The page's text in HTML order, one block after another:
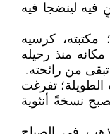
فيه لينضجا فيه
مكتبته، كرسيه
مكانه منذ رحيله
من رائحته.
تفرغت
نسخةً أنثوية